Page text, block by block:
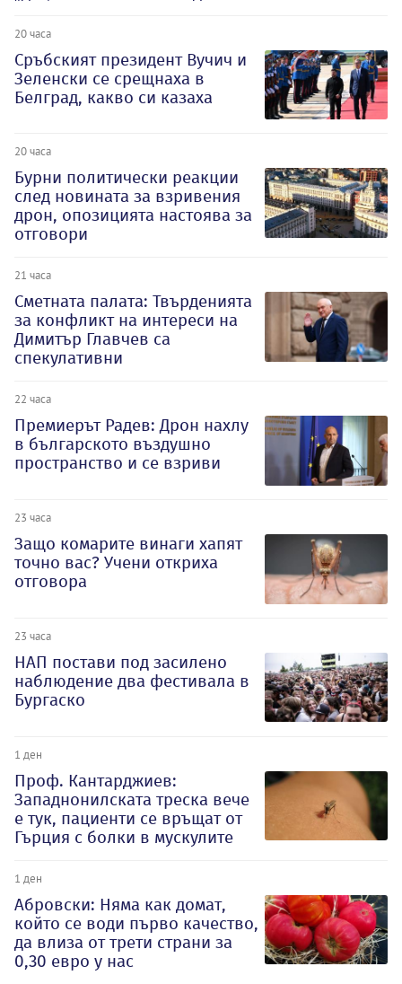
20 часа
Сръбският президент Вучич и
Зеленски се срещнаха в
Белград, какво си казаха
20 часа
Бурни политически реакции
след новината за взривения
дрон, опозицията настоява за
отговори
21 часа
Сметната палата: Твърденията
за конфликт на интереси на
Димитър Главчев са
спекулативни
22 часа
Премиерът Радев: Дрон нахлу
в българското въздушно
пространство и се взриви
23 часа
Защо комарите винаги хапят
точно вас? Учени откриха
отговора
23 часа
НАП постави под засилено
наблюдение два фестивала в
Бургаско
1 ден
Проф. Кантарджиев:
Западнонилската треска вече
е тук, пациенти се връщат от
Гърция с болки в мускулите
1 ден
Абровски: Няма как домат,
който се води първо качество,
да влиза от трети страни за
0,30 евро у нас